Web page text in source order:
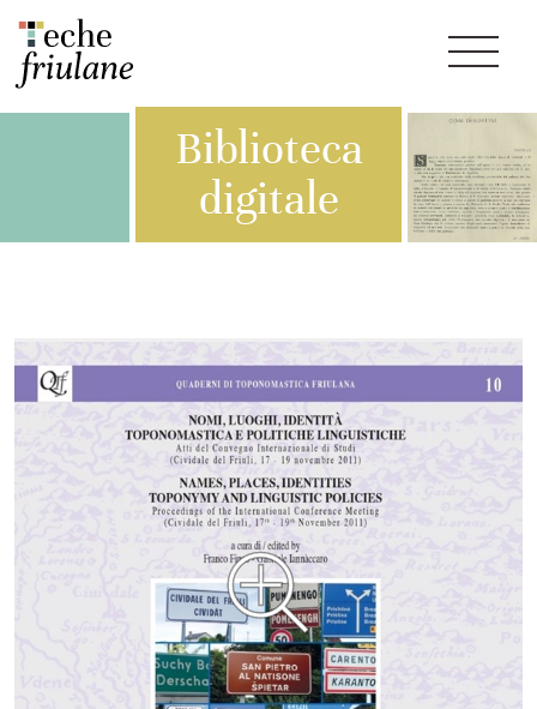
Biblioteca
digitale